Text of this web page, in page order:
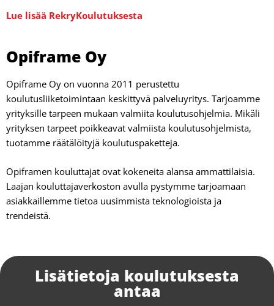
Lue lisää RekryKoulutuksesta
Opiframe Oy
Opiframe Oy on vuonna 2011 perustettu
koulutusliiketoimintaan keskittyvä palveluyritys. Tarjoamme
yrityksille tarpeen mukaan valmiita koulutusohjelmia. Mikäli
yrityksen tarpeet poikkeavat valmiista koulutusohjelmista,
tuotamme räätälöityjä koulutuspaketteja.
Opiframen kouluttajat ovat kokeneita alansa ammattilaisia.
Laajan kouluttajaverkoston avulla pystymme tarjoamaan
asiakkaillemme tietoa uusimmista teknologioista ja
trendeistä.
Lisätietoja koulutuksesta
antaa